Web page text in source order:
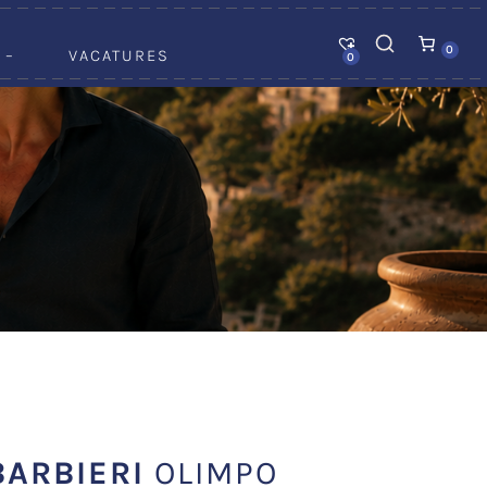
VACATURES 0 0
OLIMPO